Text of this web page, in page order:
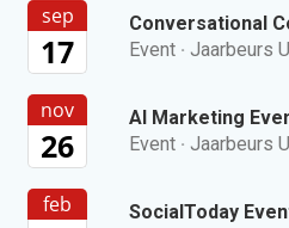
sep
17
Conversational
Event · Jaarbeurs
nov
26
AI Marketing
Event · Jaarbeurs
feb
SocialToday